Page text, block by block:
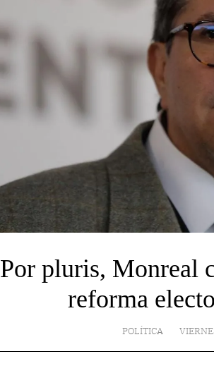
Por pluris, Monreal
reforma
POLÍTICA